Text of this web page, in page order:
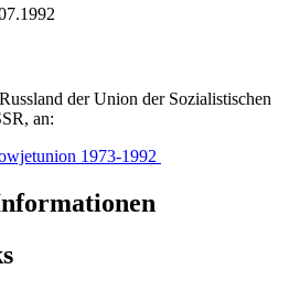
der Union der Sozialistischen
an:
1973-1992